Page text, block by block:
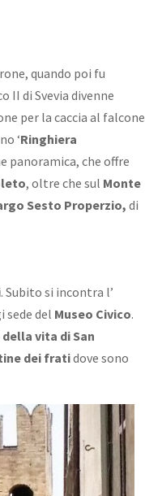
quando poi fu
II di Svevia divenne
per la caccia al falcone
‘Ringhiera
panoramica, che offre
, oltre che sul Monte
Sesto Properzio,di
. Subito si incontra l’
sede del Museo Civico.
vita di San
dei fratidove sono